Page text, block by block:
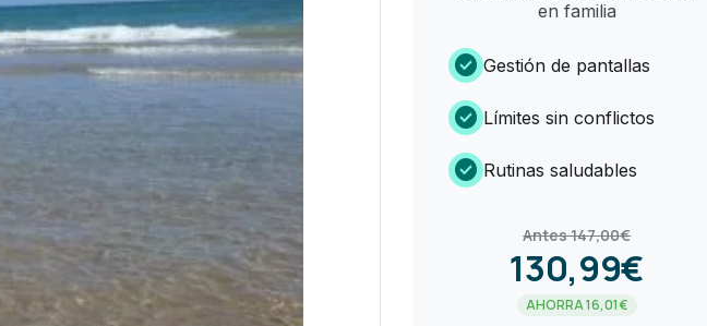
en familia
check_circle Gestión de pantallas
check_circle Límites sin conflictos
check_circle Rutinas saludables
Antes 147,00€
130,99€
AHORRA 16,01€